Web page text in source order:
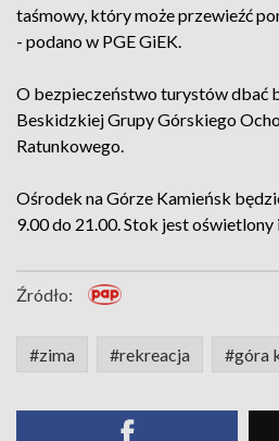
taśmowy, który może przewieźć
- podano w PGE GiEK.
O bezpieczeństwo turystów dbać
Beskidzkiej Grupy Górskiego
Ratunkowego.
Ośrodek na Górze Kamieńsk
9.00 do 21.00. Stok jest
Źródło:
#zima #rekreacja #góra